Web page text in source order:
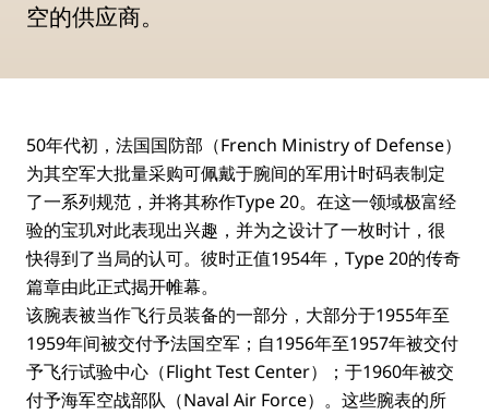
空的供应商。
50年代初，法国国防部（French Ministry of Defense）
为其空军大批量采购可佩戴于腕间的军用计时码表制定
了一系列规范，并将其称作Type 20。在这一领域极富经
验的宝玑对此表现出兴趣，并为之设计了一枚时计，很
快得到了当局的认可。彼时正值1954年，Type 20的传奇
篇章由此正式揭开帷幕。
该腕表被当作飞行员装备的一部分，大部分于1955年至
1959年间被交付予法国空军；自1956年至1957年被交付
予飞行试验中心（Flight Test Center）；于1960年被交
付予海军空战部队（Naval Air Force）。这些腕表的所